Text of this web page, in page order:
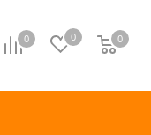
0 0 0
0